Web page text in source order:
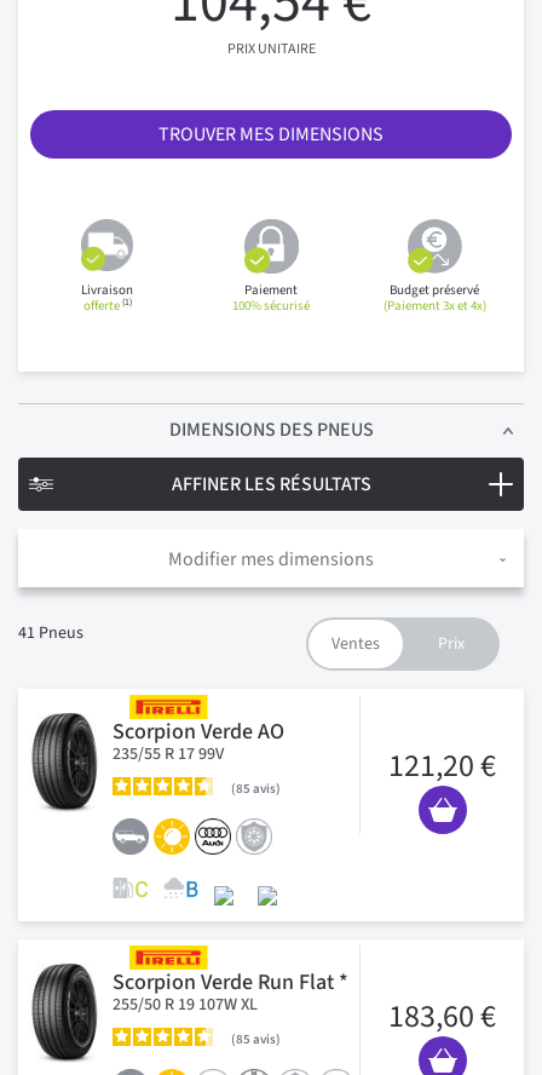
PRIX UNITAIRE
TROUVER MES DIMENSIONS
Livraison
offerte(1)
Paiement
100% sécurisé
Budget préservé
(Paiement 3x et 4x)
DIMENSIONS DES PNEUS
Modifier mes dimensions
41 Pneus
Scorpion Verde AO
235/55 R 17 99V
85 avis
121,20 €
Scorpion Verde Run Flat *
255/50 R 19 107W XL
85 avis
183,60 €
AFFINER LES RÉSULTATS